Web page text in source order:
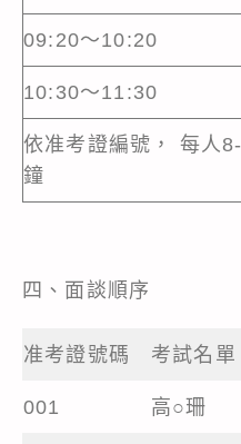
09:20～10:20
10:30～11:30
依准考證編號， 每人
鐘
四、面談順序
准考證號碼 考試名單
001 高○珊